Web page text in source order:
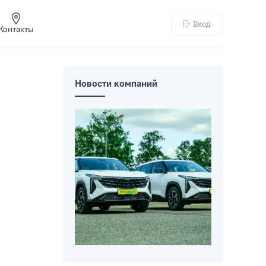
Вход
Новости компаний